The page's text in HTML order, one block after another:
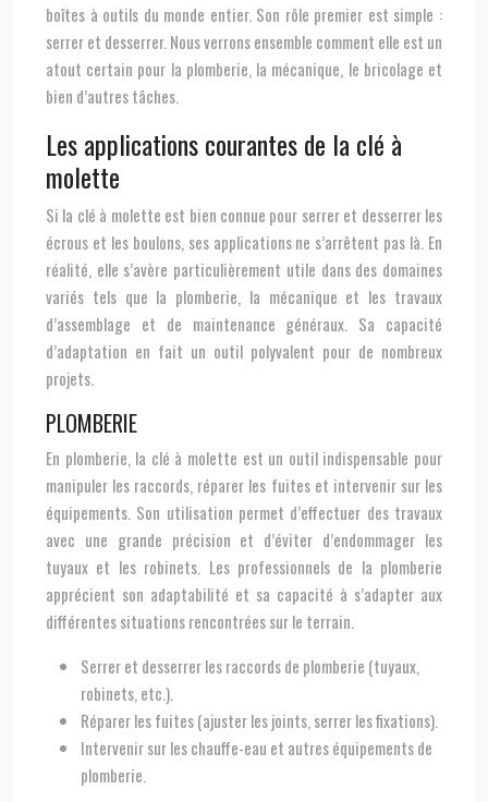
boîtes à outils du monde entier. Son rôle premier est simple :
serrer et desserrer. Nous verrons ensemble comment elle est un
atout certain pour la plomberie, la mécanique, le bricolage et
bien d’autres tâches.
Les applications courantes de la clé à
molette
Si la clé à molette est bien connue pour serrer et desserrer les
écrous et les boulons, ses applications ne s’arrêtent pas là. En
réalité, elle s’avère particulièrement utile dans des domaines
variés tels que la plomberie, la mécanique et les travaux
d’assemblage et de maintenance généraux. Sa capacité
d’adaptation en fait un outil polyvalent pour de nombreux
projets.
PLOMBERIE
En plomberie, la clé à molette est un outil indispensable pour
manipuler les raccords, réparer les fuites et intervenir sur les
équipements. Son utilisation permet d’effectuer des travaux
avec une grande précision et d’éviter d’endommager les
tuyaux et les robinets. Les professionnels de la plomberie
apprécient son adaptabilité et sa capacité à s’adapter aux
différentes situations rencontrées sur le terrain.
Serrer et desserrer les raccords de plomberie (tuyaux,
robinets, etc.).
Réparer les fuites (ajuster les joints, serrer les fixations).
Intervenir sur les chauffe-eau et autres équipements de
plomberie.